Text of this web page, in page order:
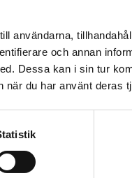
användarna,
och annan
Dessa kan i sin tur
när du har använt deras
Du
första att lämna ett